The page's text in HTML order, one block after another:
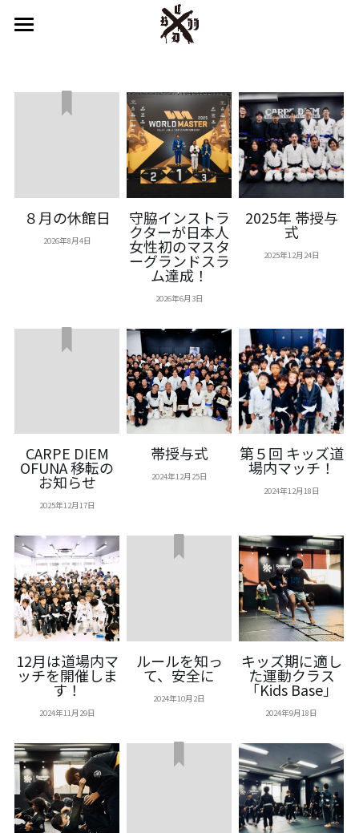
鎌倉スタジオ
インストラクター
キッズプログラム
システム＆プライス
English
キッズプログラム
８月の休館日
2026年8月4日
守脇インストラ
クターが日本人
女性初のマスタ
ーグランドスラ
ム達成！
2026年6月3日
2025年 帯授与
式
2025年12月24日
CARPE DIEM
OFUNA 移転の
お知らせ
2025年12月17日
帯授与式
2024年12月25日
第５回 キッズ道
場内マッチ！
2024年12月18日
12月は道場内マ
ッチを開催しま
す！
2024年11月29日
ルールを知っ
て、安全に
2024年10月2日
キッズ期に適し
た運動クラス
「Kids Base」
2024年9月18日